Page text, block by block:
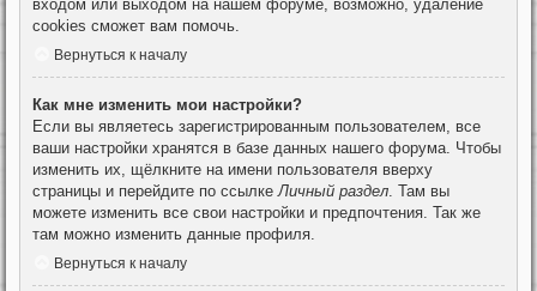
входом или выходом на нашем форуме, возможно, удаление
cookies сможет вам помочь.
Вернуться к началу
Как мне изменить мои настройки?
Если вы являетесь зарегистрированным пользователем, все
ваши настройки хранятся в базе данных нашего форума. Чтобы
изменить их, щёлкните на имени пользователя вверху
страницы и перейдите по ссылке Личный раздел . Там вы
можете изменить все свои настройки и предпочтения. Так же
там можно изменить данные профиля.
Вернуться к началу